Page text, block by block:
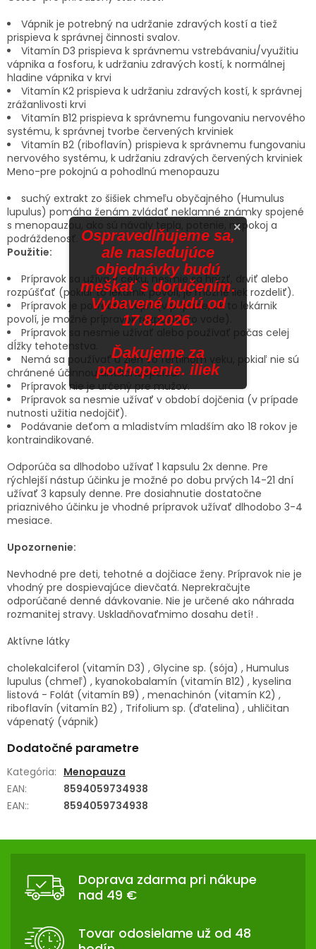
Vápnik je potrebný na udržanie zdravých kostí a tiež
prispieva k správnej činnosti svalov.
Vitamín D3 prispieva k správ­nemu vstrebávaniu/využitiu
vápnika a fosforu, k udržaniu zdravých kostí, k normálnej
hladine vápnika v krvi
Vitamín K2 prispieva k udržaniu zdravých kostí, k správnej
zrážanlivosti krvi
Vitamín B12 prispieva k správnemu fungovaniu nervového
systému, k správnej tvorbe červených krviniek
Vitamín B2 (riboflavín) prispieva k správ­nemu fungovaniu
nervového systému, k udržaniu zdravých červe­ných krviniek
Meno-pre pokojnú a pohodlnú menopauzu
suchý extrakt zo šišiek chmeľu obyčajného (Humulus
lupulus) pomáha ženám zvládať neklamné známky spojené
s menopauzou, ako sú návaly tepla, potenie, nepokoj a
podráždenosť.
Použitie:
Prípravok sa užíva v celku, nesmie sa hrýzť, drviť alebo
rozpúšťať (pokiaľ to lekárnik povolí, je možné liek rozdeliť).
Prípravok je potrebné zapiť (v prípade, ak to lekárnik
povolí, je možné prípravok rozpustiť vo vode).
Prípravok sa nesmie užívať alebo používať počas celej
dĺžky tehotenstva.
Nemá sa používať u žien vo fertilnom veku, pokiaľ nie sú
chránené účinnou antikoncepciou.
Prípravok nie je určený pre mužov.
Prípravok sa nesmie užívať v období dojčenia (v prípade
nutnosti užitia nedojčiť).
Podávanie deťom a mladistvím mladším ako 18 rokov je
kontraindikované.
Odporúča sa dlhodobo užívať 1 kapsulu 2x denne. Pre
rýchlejší nástup účinku je možné po dobu prvých 14-21 dní
užívať 3 kapsuly denne. Pre dosiahnutie dostatočne
priaznivého účinku je vhodné prípravok užívať dlhodobo 3-4
mesiace.
Upozornenie:
Nevhodné pre deti, tehotné a dojčiace ženy. Prípravok nie je
vhodný pre dospievajúce dievčatá. Neprekračujte
odporúčané denné dávkovanie. Nie je určené ako náhrada
rozmanitej stravy. Uskladňovaťmimo dosahu detí! .
Aktívne látky
cholekalciferol (vitamín D3) , Glycine sp. (sója) , Humulus
lupulus (chmeľ) , kyanokobalamín (vitamín B12) , kyselina
listová - Folát (vitamín B9) , menachinón (vitamín K2) ,
riboflavín (vitamín B2) , Trifolium sp. (ďatelina) , uhličitan
vápenatý (vápnik)
Dodatočné parametre
Kategória: Menopauza
EAN:
8594059734938
EAN:: 8594059734938
Z
Doprava zdarma pri nákupe
nad 49 €
Tovar odosielame už od 48
×
Ospravedlňujeme sa,
ale nasledujúce
objednávky budú
meškať s doručením.
Vybavené budú od
17.8.2026.
Ďakujeme za
pochopenie. iliek